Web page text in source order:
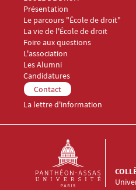
Présentation
Le parcours "École de droit"
La vie de l'École de droit
Foire aux questions
Menu Footer Collège et École de
L'association
Les Alumni
Menu Footer Collège et École de
Candidatures
Menu Footer Collège et École de
Contact
La lettre d'information